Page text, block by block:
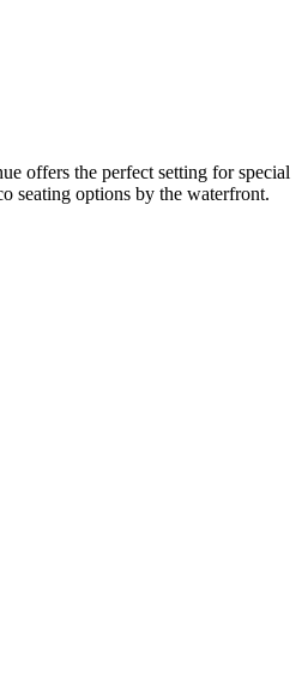
offers the perfect setting for special
seating options by the waterfront.